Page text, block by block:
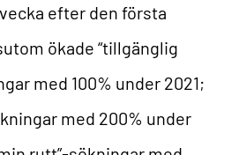
efter den första
ökade “tillgänglig
med 100% under 2021;
med 200% under